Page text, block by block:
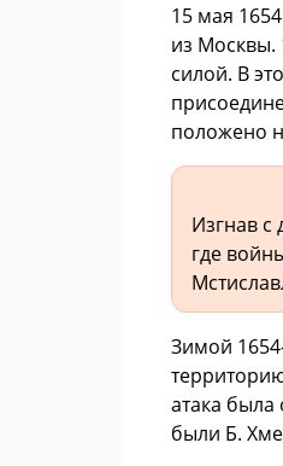
15 мая
из Москвы.
силой. В
положено
Изгнав с
где
Зимой
атака была
были Б.